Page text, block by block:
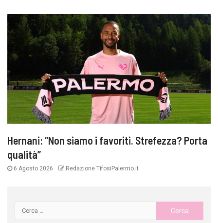
Hernani: “Non siamo i favoriti. Strefezza? Porta
qualità”
6 Agosto 2026 Redazione TifosiPalermo.it